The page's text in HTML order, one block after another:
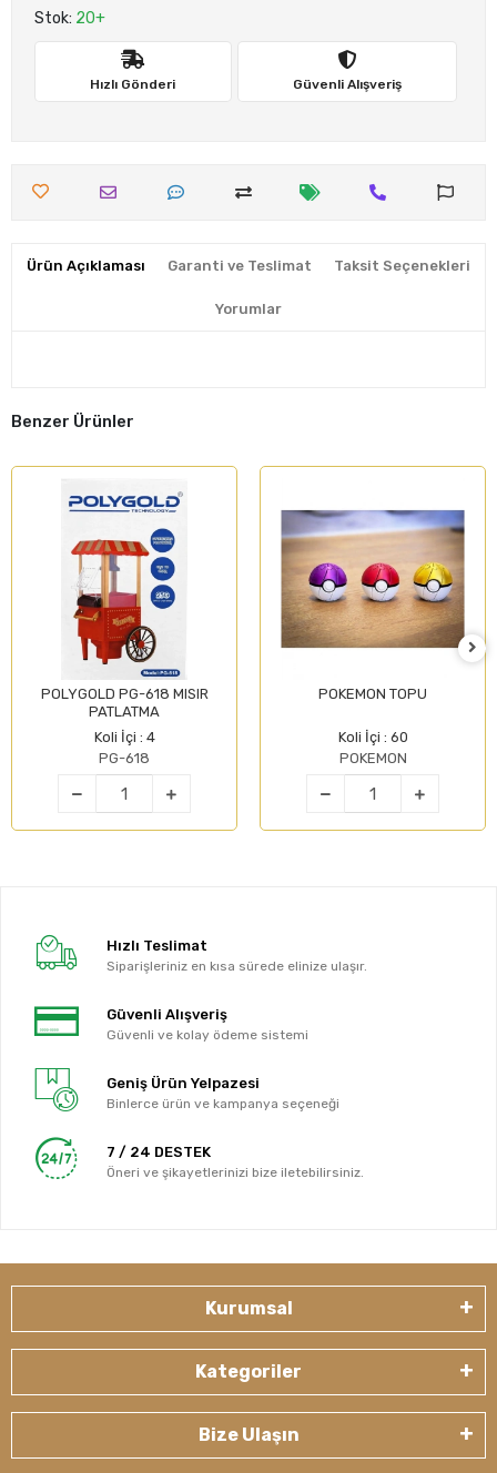
Stok: 20+
Hızlı Gönderi Güvenli Alışveriş
Ürün Açıklaması Garanti ve Teslimat Taksit Seçenekleri
Yorumlar
Benzer Ürünler
POLYGOLD PG-618 MISIR
PATLATMA
Koli İçi : 4
PG-618
POKEMON TOPU
Koli İçi : 60
POKEMON
Hızlı Teslimat
Siparişleriniz en kısa sürede elinize ulaşır.
Güvenli Alışveriş
Güvenli ve kolay ödeme sistemi
Geniş Ürün Yelpazesi
Binlerce ürün ve kampanya seçeneği
7 / 24 DESTEK
Öneri ve şikayetlerinizi bize iletebilirsiniz.
Kurumsal
Kategoriler
Bize Ulaşın